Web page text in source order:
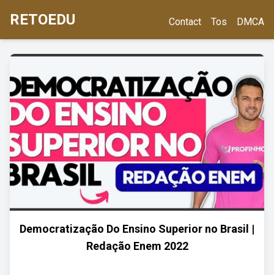
RETOEDU Contact Tos DMCA
Democratização Do Ensino Superior no Brasil |
Redação Enem 2022